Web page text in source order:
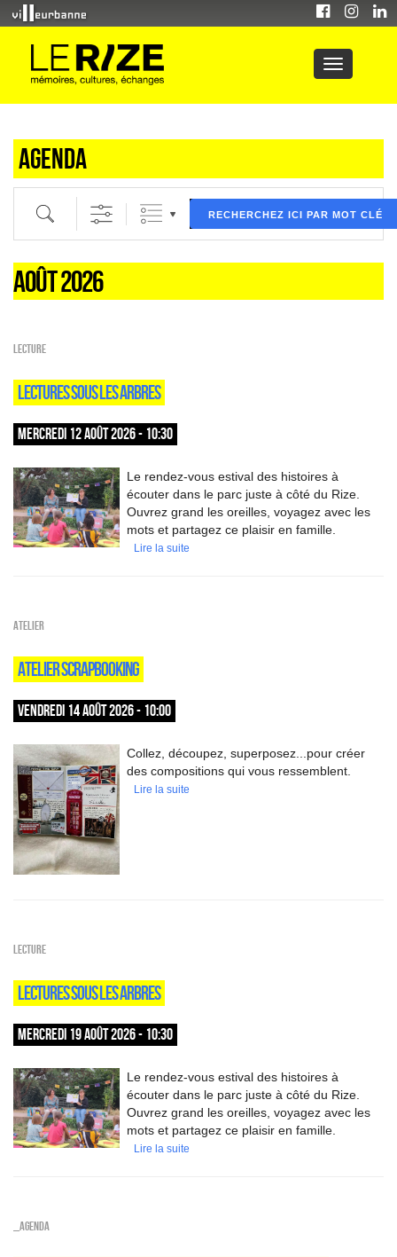
Agenda
Recherche par mot clé (ici) et / ou filtre (ci dessous) puis validez
RECHERCHEZ ICI PAR MOT CLÉ
AOÛT 2026
Lecture
LECTURES SOUS LES ARBRES
MERCREDI 12 AOÛT 2026 - 10:30
Le rendez-vous estival des histoires à
écouter dans le parc juste à côté du Rize.
Ouvrez grand les oreilles, voyagez avec les
mots et partagez ce plaisir en famille.
Lire la suite
Atelier
ATELIER SCRAPBOOKING
VENDREDI 14 AOÛT 2026 - 10:00
Collez, découpez, superposez...pour créer
des compositions qui vous ressemblent.
Lire la suite
Lecture
LECTURES SOUS LES ARBRES
MERCREDI 19 AOÛT 2026 - 10:30
Le rendez-vous estival des histoires à
écouter dans le parc juste à côté du Rize.
Ouvrez grand les oreilles, voyagez avec les
mots et partagez ce plaisir en famille.
Lire la suite
_Agenda